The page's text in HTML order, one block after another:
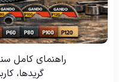
راهنمای کامل
گریدها،